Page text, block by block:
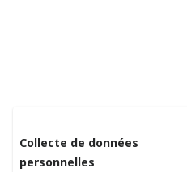
Collecte de données
personnelles